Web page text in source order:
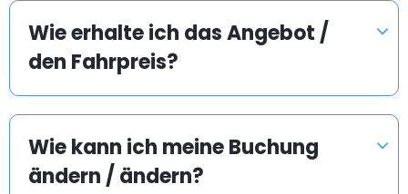
Wie erhalte ich das Angebot /
den Fahrpreis?
Wie kann ich meine Buchung
ändern / ändern?